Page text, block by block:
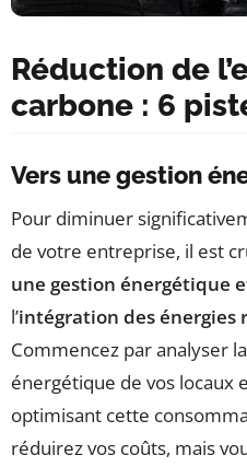
Réduction de
carbone : 6
Vers une gestion
Pour diminuer
de votre entreprise, il est
une gestion énergétique
l’intégration des énergies
Commencez par analyser
énergétique de vos locaux
optimisant cette
réduirez vos coûts, mais